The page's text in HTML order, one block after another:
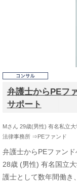
弁護士からPEフ
サポート
Mさん 29歳(男性) 有名私立
法律事務所 ⇒PEファンド
弁護士からPEファン
28歳 (男性) 有名国立
護士として数年間働き